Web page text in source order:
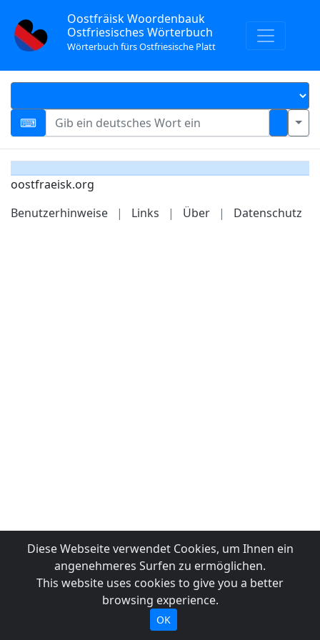
Oostfräisk Woordenbauk
Ostfriesisches Wörterbuch
Wörterbuch fürs Ostfriesische Platt
oostfraeisk.org
Benutzerhinweise
| Links | Über | Datenschutz
Diese Webseite verwendet Cookies, um Ihnen ein
angenehmeres Surfen zu ermöglichen.
This website uses cookies to give you a better
browsing experience.
OK